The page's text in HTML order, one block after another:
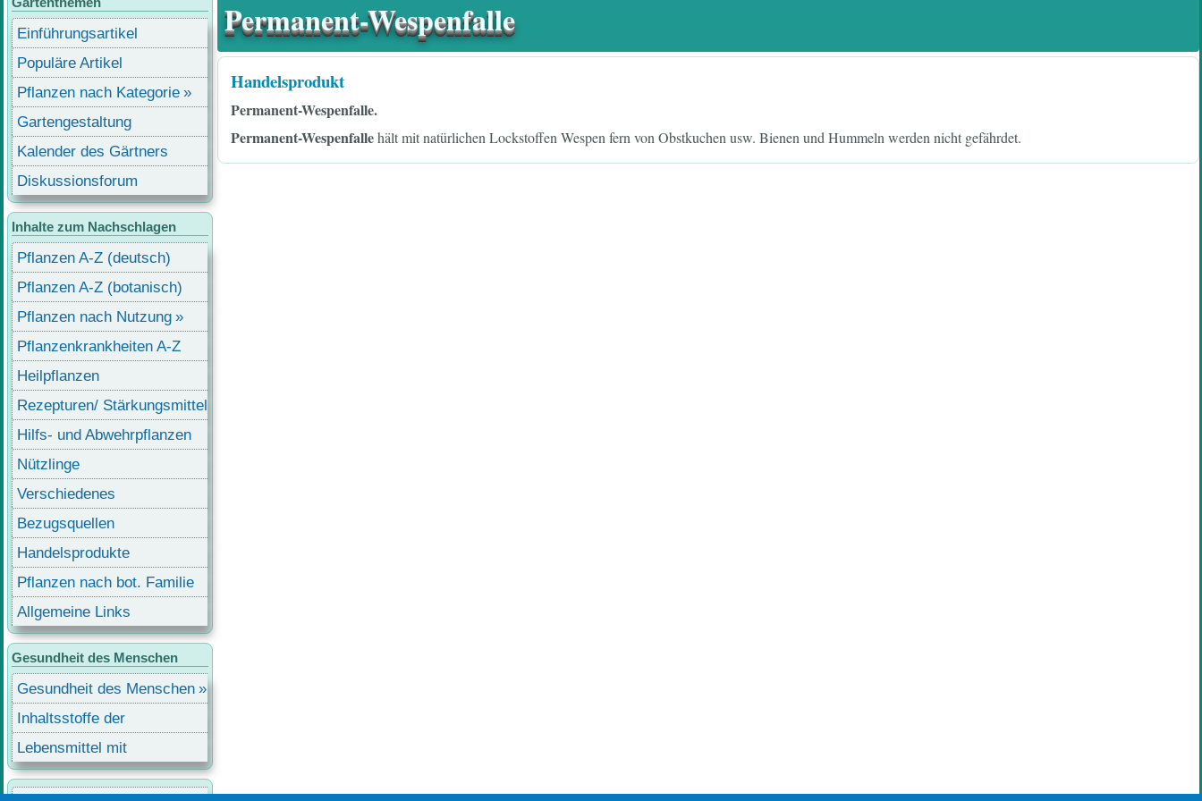
Permanent-Wespenfalle
Handelsprodukt
Permanent-Wespenfalle.
Permanent-Wespenfallehält mit natürlichen Lockstoffen Wespen fern von Obstkuchen usw. Bienen und Hummeln werden nicht gefährdet.
Einführungsartikel
Populäre Artikel
Pflanzen nach Kategorie
Gartengestaltung
Kalender des Gärtners
Diskussionsforum
Inhalte zum Nachschlagen
Pflanzen A-Z (deutsch)
Pflanzen A-Z (botanisch)
Pflanzen nach Nutzung
Pflanzenkrankheiten A-Z
Heilpflanzen
Rezepturen/ Stärkungsmittel
Hilfs- und Abwehrpflanzen
Nützlinge
Verschiedenes
Bezugsquellen
Handelsprodukte
Pflanzen nach bot. Familie
Allgemeine Links
Gesundheit des Menschen
Gesundheit des Menschen
Inhaltsstoffe der
Lebensmittel
Lebensmittel mit
Inhaltsstoffen
Benutzermenü